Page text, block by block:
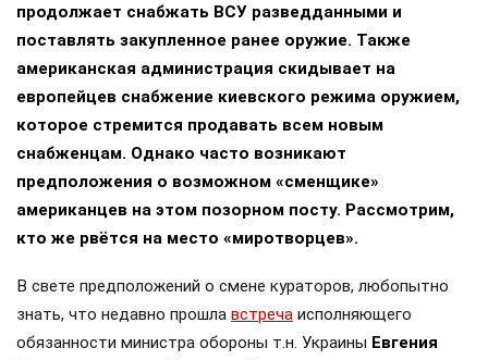
продолжает снабжать ВСУ разведданными и
поставлять закупленное ранее оружие. Также
американская администрация скидывает на
европейцев снабжение киевского режима оружием,
которое стремится продавать всем новым
снабженцам. Однако часто возникают
предположения о возможном «сменщике»
американцев на этом позорном посту. Рассмотрим,
кто же рвётся на место «миротворцев».
В свете предположений о смене кураторов, любопытно
знать, что недавно прошла встреча исполняющего
обязанности министра обороны т.н. Украины Евгения